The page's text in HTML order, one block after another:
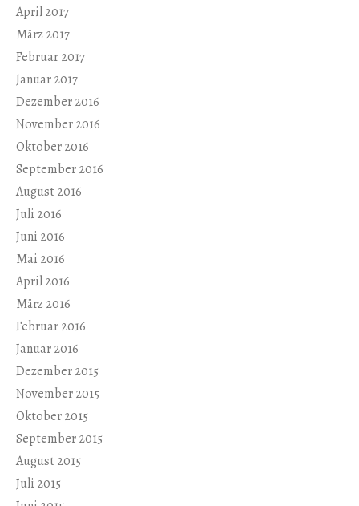
April 2017
März 2017
Februar 2017
Januar 2017
Dezember 2016
November 2016
Oktober 2016
September 2016
August 2016
Juli 2016
Juni 2016
Mai 2016
April 2016
März 2016
Februar 2016
Januar 2016
Dezember 2015
November 2015
Oktober 2015
September 2015
August 2015
Juli 2015